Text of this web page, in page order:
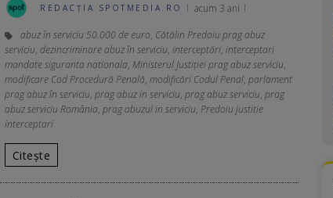
REDACȚIA SPOTMEDIA.RO acum 3 ani
abuz în serviciu 50.000 de euro, Cătălin Predoiu prag abuz
serviciu, dezincriminare abuz în serviciu, interceptări, interceptari
mandate siguranta nationala, Ministerul Justiției prag abuz serviciu,
modificare Cod Procedură Penală, modificări Codul Penal, parlament
prag abuz în serviciu, prag abuz in serviciu, prag abuz serviciu, prag
abuz serviciu România, prag abuzul in serviciu, Predoiu justitie
interceptari
Citește